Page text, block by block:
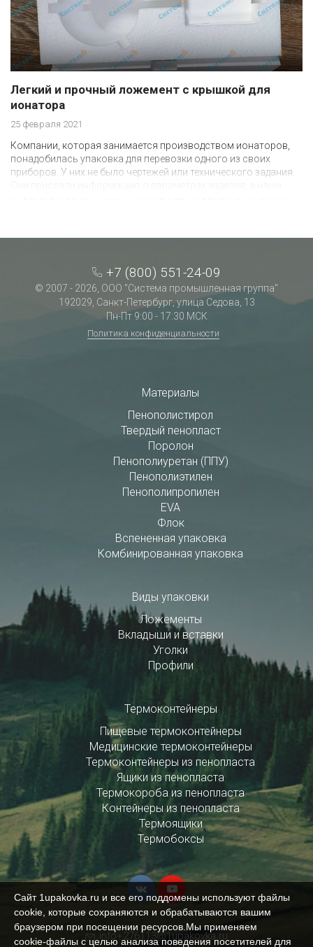
Легкий и прочный ложемент с крышкой для
ионатора
25 февраля 2021
Компании, которая занимается производством ионаторов,
понадобилась упаковка для перевозки одного из своих
приборов. У них не было чертежей или технического задания.
+7 (800) 551-24-09
© 2007 - 2026, ООО "Система промышленная группа"
192029, Санкт-Петербург, улица Седова, 13
Пн-Пт 9:00 - 17:30 МСК
Политика конфиденциальности
Материалы
Пенополистирол
Твердый пенопласт
Поролон
Пенополиуретан (ППУ)
Пенополиэтилен
Пенополипропилен
EVA
Флок
Вспененная упаковка
Комбинированная упаковка
Виды упаковки
Ложементы
Вкладыши и вставки
Уголки
Профили
Термоконтейнеры
Пищевые термоконтейнеры
Медицинские термоконтейнеры
Термоконтейнеры из пенопласта
Ящики из пенопласта
Термокороба из пенопласта
Контейнеры из пенопласта
Термоящики
Термобоксы
info+276113@1upakovka.ru
Сайт 1upakovka.ru и все его поддомены используют файлы
cookie, которые сохраняются и обрабатываются вашим
браузером при посещении ресурсов.Мы применяем
cookie‑файлы с целью анализа поведения посетителей для